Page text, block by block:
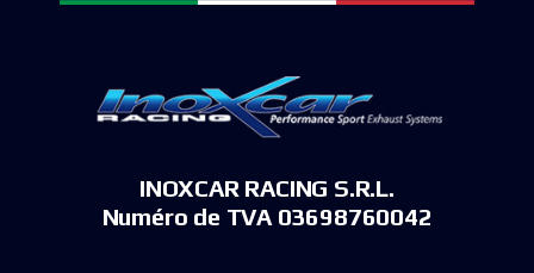
INOXCAR RACING S.R.L.
Numéro de TVA 03698760042